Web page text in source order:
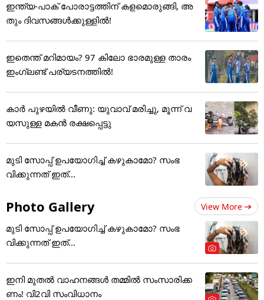
ഇന്ത്യ-പാക് പോരാട്ടത്തിന് കളമൊരുങ്ങി, അ
തും ദിവസങ്ങള്‍ക്കുള്ളില്‍!
ഇതെന്ത് മറിമായം? 97 കിലോ ഭാരമുള്ള താരം
ഇംഗ്ലണ്ട് പര്യടനത്തില്‍!
കാർ പുഴയിൽ വീണു: യുവാവ് മരിച്ചു, മൂന്ന് വ
യസുള്ള മകൻ രക്ഷപ്പെട്ടു
മുടി സോപ്പ് ഉപയോഗിച്ച് കഴുകാമോ? സംഭ
വിക്കുന്നത് ഇത്...
Photo Gallery View More
മുടി സോപ്പ് ഉപയോഗിച്ച് കഴുകാമോ? സംഭ
വിക്കുന്നത് ഇത്...
ഇനി മുതൽ വാഹനങ്ങൾ തമ്മിൽ സംസാരിക്ക
ണം! വി2വി സംവിധാനം